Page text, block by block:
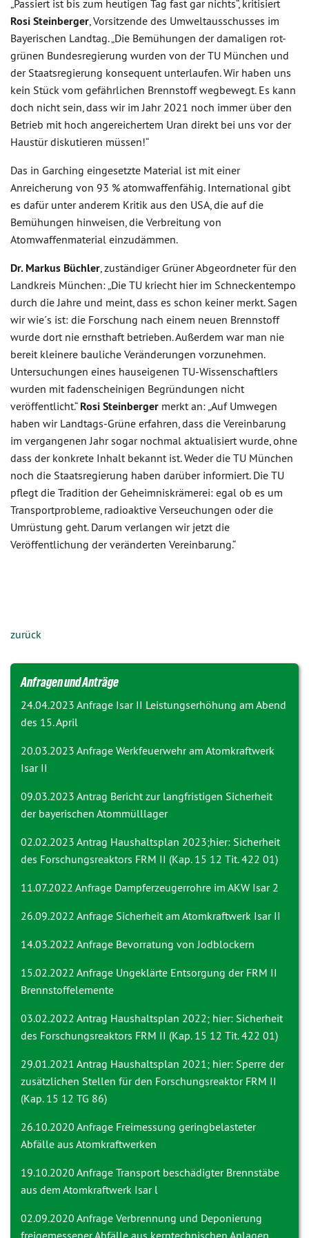
„Passiert ist bis zum heutigen Tag fast gar nichts“, kritisiert
Rosi Steinberger, Vorsitzende des Umweltausschusses im
Bayerischen Landtag. „Die Bemühungen der damaligen rot-
grünen Bundesregierung wurden von der TU München und
der Staatsregierung konsequent unterlaufen. Wir haben uns
kein Stück vom gefährlichen Brennstoff wegbewegt. Es kann
doch nicht sein, dass wir im Jahr 2021 noch immer über den
Betrieb mit hoch angereichertem Uran direkt bei uns vor der
Haustür diskutieren müssen!“
Das in Garching eingesetzte Material ist mit einer
Anreicherung von 93 % atomwaffenfähig. International gibt
es dafür unter anderem Kritik aus den USA, die auf die
Bemühungen hinweisen, die Verbreitung von
Atomwaffenmaterial einzudämmen.
Dr. Markus Büchler, zuständiger Grüner Abgeordneter für den
Landkreis München: „Die TU kriecht hier im Schneckentempo
durch die Jahre und meint, dass es schon keiner merkt. Sagen
wir wie´s ist: die Forschung nach einem neuen Brennstoff
wurde dort nie ernsthaft betrieben. Außerdem war man nie
bereit kleinere bauliche Veränderungen vorzunehmen.
Untersuchungen eines hauseigenen TU-Wissenschaftlers
wurden mit fadenscheinigen Begründungen nicht
veröffentlicht.“ Rosi Steinberger merkt an: „Auf Umwegen
haben wir Landtags-Grüne erfahren, dass die Vereinbarung
im vergangenen Jahr sogar nochmal aktualisiert wurde, ohne
dass der konkrete Inhalt bekannt ist. Weder die TU München
noch die Staatsregierung haben darüber informiert. Die TU
pflegt die Tradition der Geheimniskrämerei: egal ob es um
Transportprobleme, radioaktive Verseuchungen oder die
Umrüstung geht. Darum verlangen wir jetzt die
Veröffentlichung der veränderten Vereinbarung.“
zurück
Anfragen und Anträge
24.04.2023 Anfrage Isar II Leistungserhöhung am Abend
des 15. April
20.03.2023 Anfrage Werkfeuerwehr am Atomkraftwerk
Isar II
09.03.2023 Antrag Bericht zur langfristigen Sicherheit
der bayerischen Atommülllager
02.02.2023 Antrag Haushaltsplan 2023;hier: Sicherheit
des Forschungsreaktors FRM II (Kap. 15 12 Tit. 422 01)
11.07.2022 Anfrage Dampferzeugerrohre im AKW Isar 2
26.09.2022 Anfrage Sicherheit am Atomkraftwerk Isar II
14.03.2022 Anfrage Bevorratung von Jodblockern
15.02.2022 Anfrage Ungeklärte Entsorgung der FRM II
Brennstoffelemente
03.02.2022 Antrag Haushaltsplan 2022; hier: Sicherheit
des Forschungsreaktors FRM II (Kap. 15 12 Tit. 422 01)
29.01.2021 Antrag Haushaltsplan 2021; hier: Sperre der
zusätzlichen Stellen für den Forschungsreaktor FRM II
(Kap. 15 12 TG 86)
26.10.2020 Anfrage Freimessung geringbelasteter
Abfälle aus Atomkraftwerken
19.10.2020 Anfrage Transport beschädigter Brennstäbe
aus dem Atomkraftwerk Isar l
02.09.2020 Anfrage Verbrennung und Deponierung
freigemessener Abfälle aus kerntechnischen Anlagen